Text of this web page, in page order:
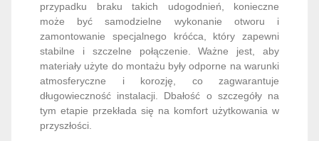
przypadku braku takich udogodnień, konieczne
może być samodzielne wykonanie otworu i
zamontowanie specjalnego króćca, który zapewni
stabilne i szczelne połączenie. Ważne jest, aby
materiały użyte do montażu były odporne na warunki
atmosferyczne i korozję, co zagwarantuje
długowieczność instalacji. Dbałość o szczegóły na
tym etapie przekłada się na komfort użytkowania w
przyszłości.